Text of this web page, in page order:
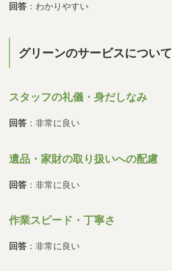
回答 ：わかりやすい
グリーンのサービスについて
スタッフの礼儀・身だしなみ
回答 ：非常に良い
遺品・家財の取り扱いへの配慮
回答 ：非常に良い
作業スピード・丁寧さ
回答 ：非常に良い